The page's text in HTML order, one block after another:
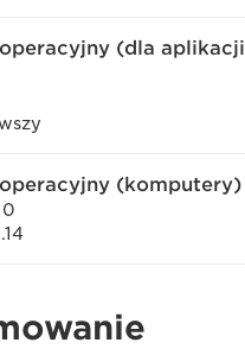
(dla aplikacji
(komputery)